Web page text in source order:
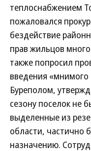
теплоснабжением
пожаловался
бездействие
прав жильцов
также попросил
введения
Буреполом,
сезону поселок не
выделенные из
области, частично
назначению.